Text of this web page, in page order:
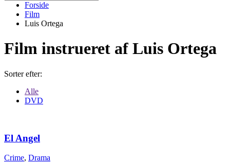
Forside
Film
Luis Ortega
Film instrueret af Luis Ortega
Sorter efter:
Alle
DVD
El Angel
Crime, Drama